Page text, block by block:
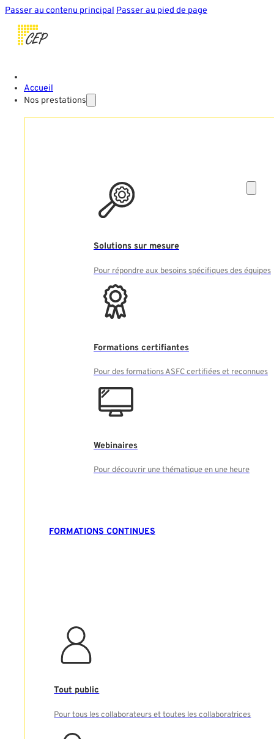
Passer au contenu principal Passer au pied de page
Accueil
Nos prestations
Solutions sur mesure
Pour répondre aux besoins spécifiques des équipes
Formations certifiantes
Pour des formations ASFC certifiées et reconnues
Webinaires
Pour découvrir une thématique en une heure
FORMATIONS CONTINUES
Tout public
Pour tous les collaborateurs et toutes les collaboratrices